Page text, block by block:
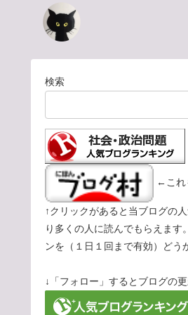
検索
←これ
↑クリックがあると当ブログの
り多くの人に読んでもらえます
ンを（１日１回まで有効）どう
↓「フォロー」するとブログの更